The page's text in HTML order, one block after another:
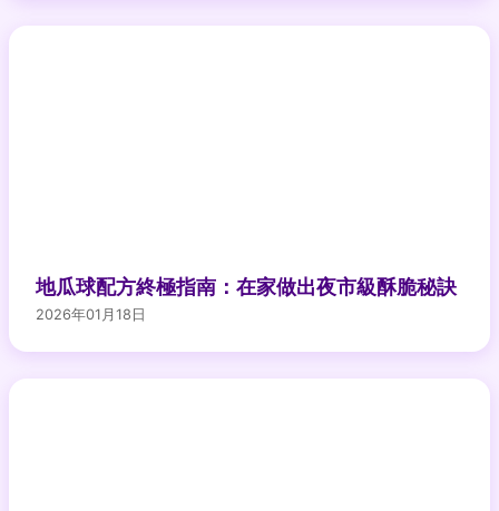
地瓜球配方終極指南：在家做出夜市級酥脆秘訣
2026年01月18日